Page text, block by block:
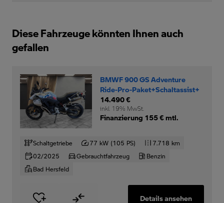
Diese Fahrzeuge könnten Ihnen auch
gefallen
BMWF 900 GS Adventure
Ride-Pro-Paket+Schaltassist+
14.490 €
inkl. 19% MwSt.
Finanzierung 155 € mtl.
Schaltgetriebe 77 kW (105 PS)
7.718 km
02/2025
Gebrauchtfahrzeug
Benzin
Bad Hersfeld
Details ansehen